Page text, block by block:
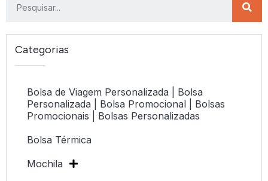
Categorias
Bolsa de Viagem Personalizada | Bolsa
Personalizada | Bolsa Promocional | Bolsas
Promocionais | Bolsas Personalizadas
Bolsa Térmica
Mochila